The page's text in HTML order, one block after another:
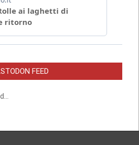
FEED